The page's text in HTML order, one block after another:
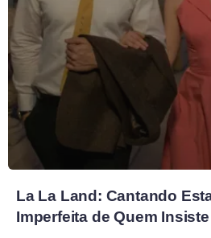
La La Land: Cantando
Imperfeita de Quem